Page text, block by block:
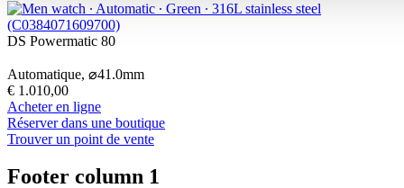
DS Powermatic 80
Automatique, ⌀41.0mm
€ 1.010,00
Acheter en ligne
Réserver dans une boutique
Trouver un point de vente
Footer column 1